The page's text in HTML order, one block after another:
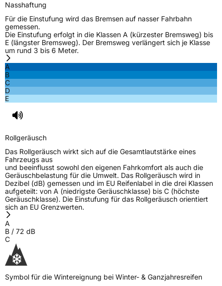
Nasshaftung
Für die Einstufung wird das Bremsen auf nasser Fahrbahn
gemessen.
Die Einstufung erfolgt in die Klassen A (kürzester Bremsweg) bis
E (längster Bremsweg). Der Bremsweg verlängert sich je Klasse
um rund 3 bis 6 Meter.
A
B
C
D
E
Rollgeräusch
Das Rollgeräusch wirkt sich auf die Gesamtlautstärke eines
Fahrzeugs aus
und beeinflusst sowohl den eigenen Fahrkomfort als auch die
Geräuschbelastung für die Umwelt. Das Rollgeräusch wird in
Dezibel (dB) gemessen und im EU Reifenlabel in die drei Klassen
aufgeteilt: von A (niedrigste Geräuschklasse) bis C (höchste
Geräuschklasse). Die Einstufung für das Rollgeräusch orientiert
sich an EU Grenzwerten.
A
B / 72 dB
C
Symbol für die Wintereignung bei Winter- & Ganzjahresreifen